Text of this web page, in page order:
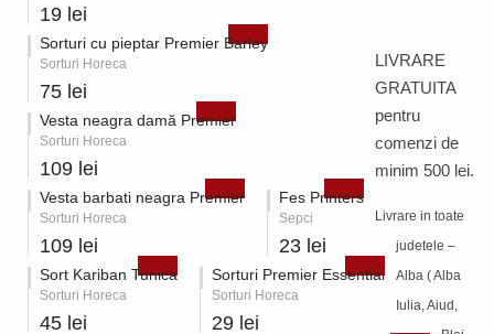
19 lei
Sorturi cu pieptar Premier Barley
Sorturi Horeca
75 lei
Vesta neagra damă Premier
Sorturi Horeca
109 lei
Vesta barbati neagra Premier
Sorturi Horeca
109 lei
Fes Printers
Sepci
23 lei
Sort Kariban Tunica
Sorturi Horeca
45 lei
Sorturi Premier Essential
Sorturi Horeca
29 lei
LIVRARE
GRATUITA
pentru
comenzi de
minim 500 lei.
Livrare in toate
judetele –
Alba ( Alba
Iulia, Aiud,